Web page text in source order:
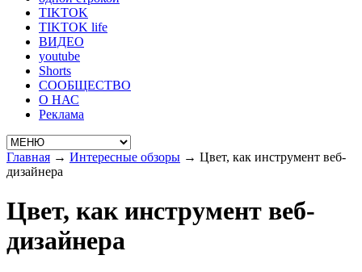
TIKTOK
TIKTOK life
ВИДЕО
youtube
Shorts
СООБЩЕСТВО
О НАС
Реклама
Главная → Интересные обзоры → Цвет, как инструмент веб-
дизайнера
Цвет, как инструмент веб-
дизайнера